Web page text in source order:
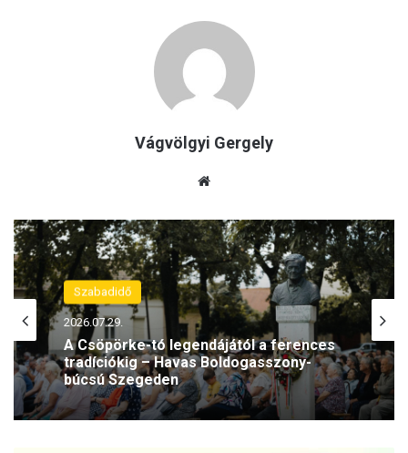
Vágvölgyi Gergely
p
Szabadidő
2026.07.29.
A Csöpörke-tó legendájától a ferences
tradíciókig – Havas Boldogasszony-
búcsú Szegeden